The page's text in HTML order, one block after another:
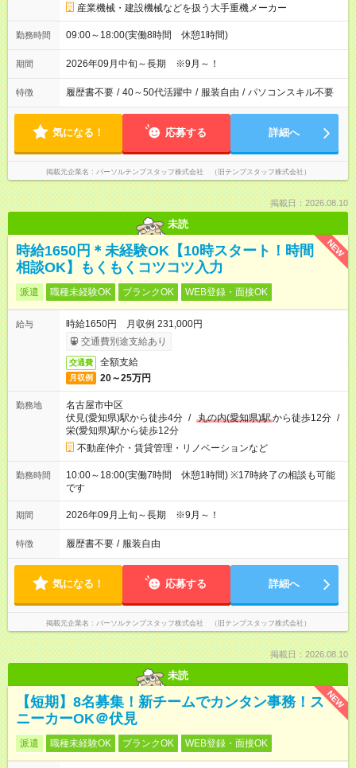
産業機械・建設機械などを扱う大手重機メーカー
勤務時間 09:00～18:00(実働8時間 休憩1時間)
期間 2026年09月中旬～長期 ※9月～！
特徴 履歴書不要 / 40～50代活躍中 / 服装自由 / パソコンスキル不要
気になる！ 応募する 詳細へ
掲載元企業名 パーソルテンプスタッフ株式会社 （旧テンプスタッフ株式会社）
掲載日：2026.08.10
未読
NEW
時給1650円＊未経験OK【10時スタート！時間
相談OK】もくもくコツコツ入力
派遣 職種未経験OK ブランクOK WEB登録・面接OK
給与
時給1650円 月収例 231,000円
交通費別途支給あり
交通費 全額支給
月収例 20～25万円
勤務地
名古屋市中区
伏見(愛知県)駅から徒歩4分 / 丸の内(愛知県)駅から徒歩12分 /
栄(愛知県)駅から徒歩12分
不動産仲介・賃貸管理・リノベーションなど
勤務時間
10:00～18:00(実働7時間 休憩1時間) ※17時終了の相談も可能
です
期間 2026年09月上旬～長期 ※9月～！
特徴 履歴書不要 / 服装自由
気になる！ 応募する 詳細へ
掲載元企業名 パーソルテンプスタッフ株式会社 （旧テンプスタッフ株式会社）
掲載日：2026.08.10
未読
NEW
【短期】8名募集！新チームでカンタン事務！ス
ニーカーOK＠伏見
派遣 職種未経験OK ブランクOK WEB登録・面接OK